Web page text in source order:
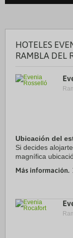
HOTELES
RAMBLA DEL
Ubicación del
Si decides
magnífica
este hotel se
Más información.